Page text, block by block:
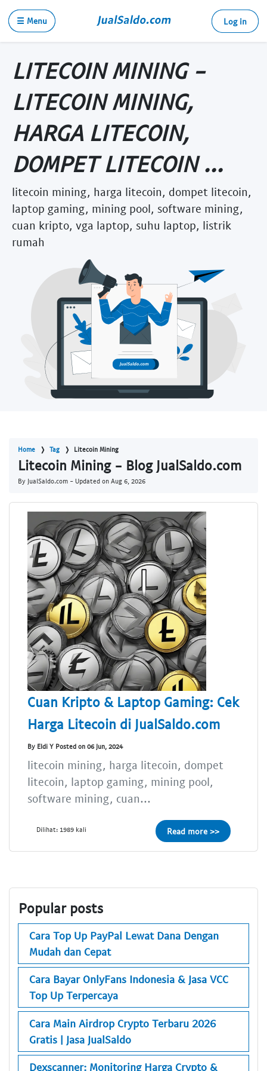
☰ Menu Log in
LITECOIN MINING -
LITECOIN MINING,
HARGA LITECOIN,
DOMPET LITECOIN ...
litecoin mining, harga litecoin, dompet litecoin,
laptop gaming, mining pool, software mining,
cuan kripto, vga laptop, suhu laptop, listrik
rumah
Home Tag Litecoin Mining
Litecoin Mining - Blog JualSaldo.com
By JualSaldo.com - Updated on Aug 6, 2026
Cuan Kripto & Laptop Gaming: Cek
Harga Litecoin di JualSaldo.com
By Eldi Y Posted on 06 Jun, 2024
litecoin mining, harga litecoin, dompet
litecoin, laptop gaming, mining pool,
software mining, cuan...
Dilihat: 1989 kali Read more >>
Popular posts
Cara Top Up PayPal Lewat Dana Dengan
Mudah dan Cepat
Cara Bayar OnlyFans Indonesia & Jasa VCC
Top Up Terpercaya
Cara Main Airdrop Crypto Terbaru 2026
Gratis | Jasa JualSaldo
Dexscanner: Monitoring Harga Crypto &